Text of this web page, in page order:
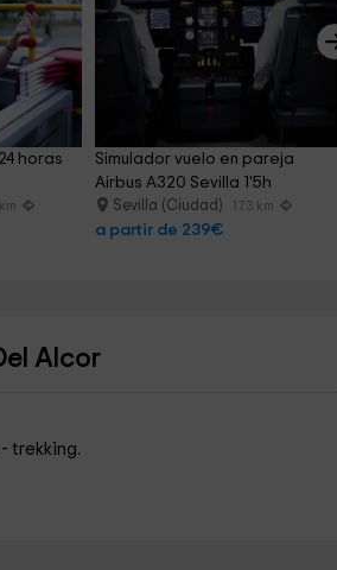
horas
Simulador vuelo en pareja
Airbus A320 Sevilla 1'5h
Sevilla (Ciudad) 17.3 km
a partir de 239€
Alcor
trekking.